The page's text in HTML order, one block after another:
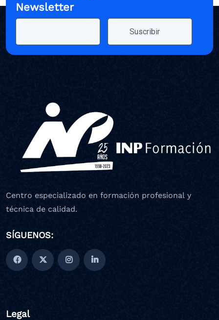
Newsletter
Centro especializado en formación profesional y
técnica de calidad.
SÍGUENOS:
Legal